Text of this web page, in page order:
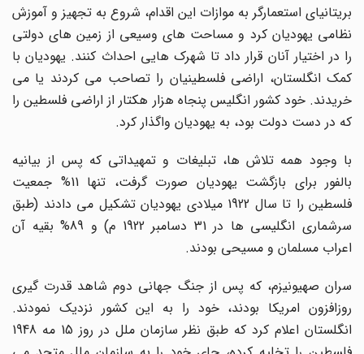
بریتانیاى استعمارگر به موازات این اقدام، شروع به تجهیز و آموزش
نظامى یهودیان کرد و مساحت هاى وسیعى از زمین هاى دولتى
را در اختیار آنان قرار داد تا شهرک هایى احداث کنند. یهودیان با
کمک انگلستان، اراضى فلسطینیان را تصاحب مى کردند یا مى
خریدند. خود کشور انگلیس پنجاه هزار هکتار از اراضى فلسطین را
که در دست دولت بود، به یهودیان واگذار کرد.
با وجود همه تلاش ها، تبلیغات و تمهیداتى که پس از بیانیه
بالفور براى بازگشت یهودیان صورت گرفت، تنها 11% جمعیت
فلسطین را تا سال 1922 میلادى یهودیان تشکیل مى دادند (طبق
سرشمارى انگلیسى ها در 31 دسامبر 1922 م) و 89% بقیه آن
اعراب مسلمان و مسیحى بودند.
سران صهیونیزم، که پس از جنگ جهانى دوم شاهد قدرت گیرى
روزافزون امریکا بودند، خود را به این کشور نزدیک نمودند.
انگلستان اعلام کرد که طبق نظر سازمان ملل در روز 15 مه 1948